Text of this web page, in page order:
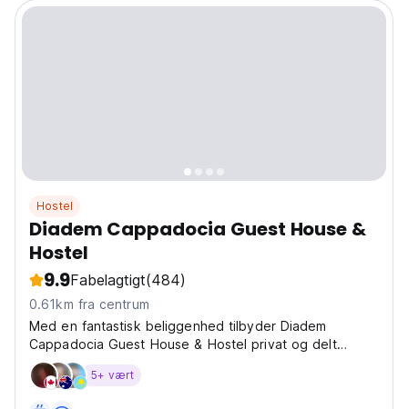
Hostel
Diadem Cappadocia Guest House &
Hostel
9.9Fabelagtigt(484)
0.61km fra centrum
Med en fantastisk beliggenhed tilbyder Diadem
Cappadocia Guest House & Hostel privat og delt
indkvartering til konkurrencedygtige priser.
5+ vært